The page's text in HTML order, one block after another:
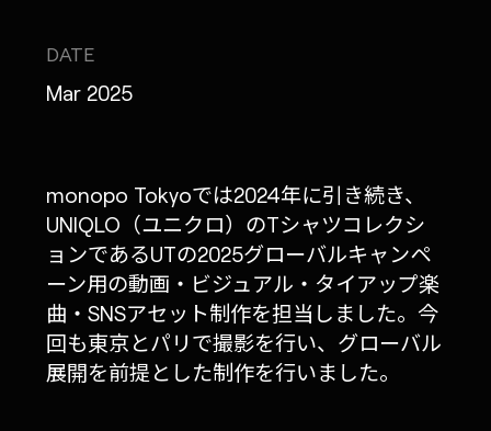
DATE
Mar 2025
monopo Tokyoでは2024年に引き続き、
UNIQLO（ユニクロ）のTシャツコレクシ
ョンであるUTの2025グローバルキャンペ
ーン用の動画・ビジュアル・タイアップ楽
曲・SNSアセット制作を担当しました。今
回も東京とパリで撮影を行い、グローバル
展開を前提とした制作を行いました。